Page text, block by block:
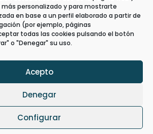
personalizado y para mostrarte
en base a un perfil elaborado a partir de
(por ejemplo, páginas
todas las cookies pulsando el botón
o "Denegar" su uso.
Acepto
Denegar
Configurar